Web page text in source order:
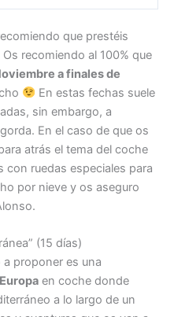
que prestéis
recomiendo al 100% que
a finales de
En estas fechas suele
sin embargo, a
En el caso de que os
atrás el tema del coche
con ruedas especiales para
por nieve y os aseguro
(15 días)
a proponer es una
en coche donde
a lo largo de un